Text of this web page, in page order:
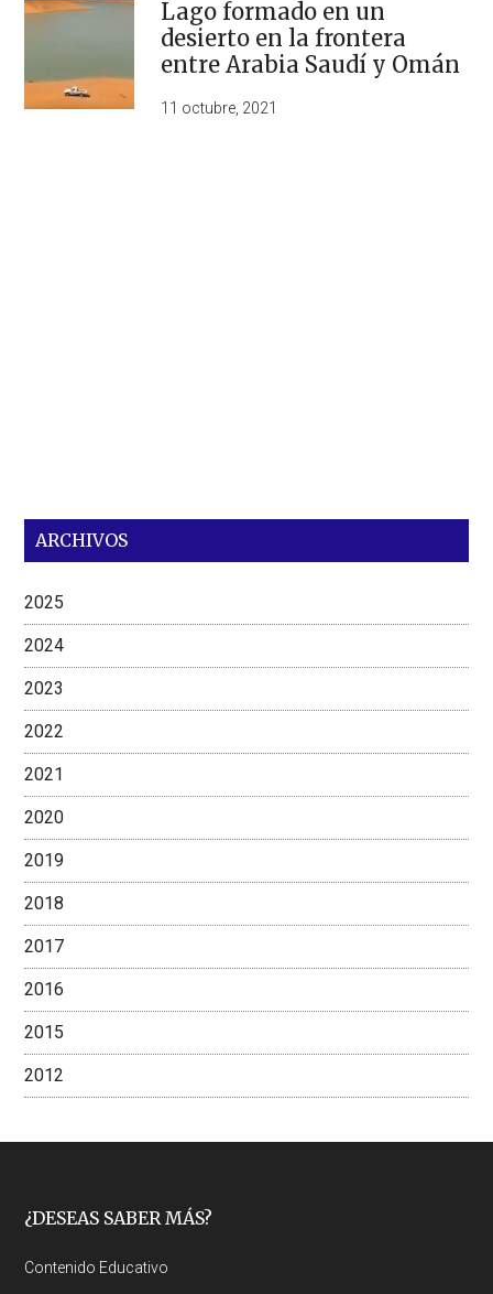
Lago formado en un
desierto en la frontera
entre Arabia Saudí y Omán
11 octubre, 2021
ARCHIVOS
2025
2024
2023
2022
2021
2020
2019
2018
2017
2016
2015
2012
Footer
¿DESEAS SABER MÁS?
Contenido Educativo